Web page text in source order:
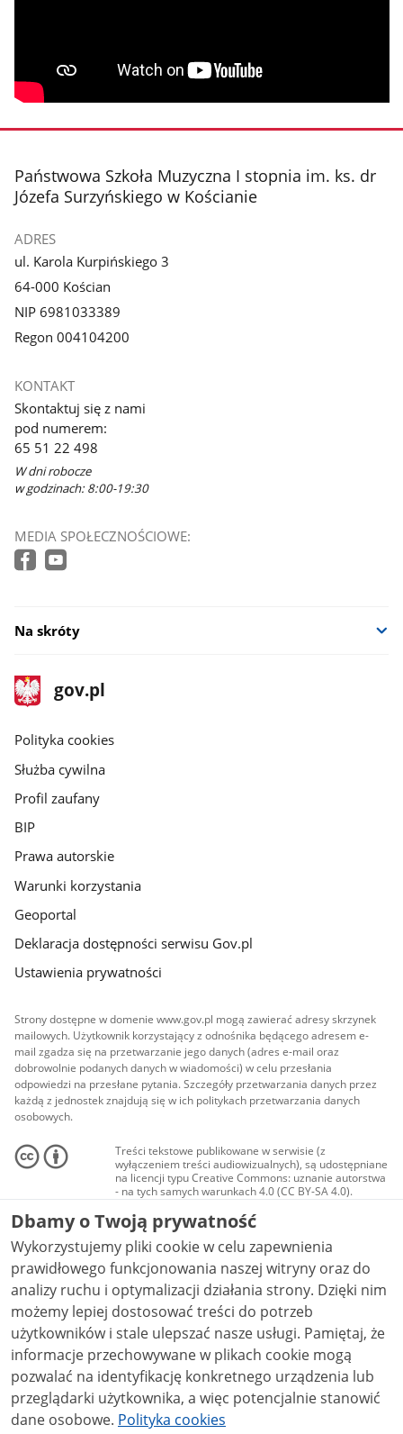
stopka
Państwowa Szkoła Muzyczna I stopnia im. ks. dr
Józefa Surzyńskiego w Kościanie
ADRES
ul. Karola Kurpińskiego 3
64-000 Kościan
NIP 6981033389
Regon 004104200
KONTAKT
Skontaktuj się z nami
pod numerem:
65 51 22 498
W dni robocze
w godzinach: 8:00-19:30
MEDIA SPOŁECZNOŚCIOWE:
Na skróty
stopka
gov.pl
Strona
gov.pl
gov.pl
Polityka cookies
Służba cywilna
Profil zaufany
BIP
Prawa autorskie
Warunki korzystania
Geoportal
Deklaracja dostępności serwisu Gov.pl
Ustawienia prywatności
Strony dostępne w domenie www.gov.pl mogą zawierać adresy skrzynek
mailowych. Użytkownik korzystający z odnośnika będącego adresem e-
mail zgadza się na przetwarzanie jego danych (adres e-mail oraz
dobrowolnie podanych danych w wiadomości) w celu przesłania
odpowiedzi na przesłane pytania. Szczegóły przetwarzania danych przez
każdą z jednostek znajdują się w ich politykach przetwarzania danych
osobowych.
Treści tekstowe publikowane w serwisie (z
wyłączeniem treści audiowizualnych), są udostępniane
na licencji typu Creative Commons: uznanie autorstwa
- na tych samych warunkach 4.0 (CC BY-SA 4.0).
Materiały audiowizualne, w tym zdjęcia, materiały
audio i wideo, są udostępniane na licencji typu
Creative Commons: uznanie autorstwa użycie
niekomercyjne - bez utworów zależnych 4.0 (CC BY-
NC-ND 4.0), o ile nie jest to stwierdzone inaczej.
Dbamy o Twoją prywatność
Wykorzystujemy pliki cookie w celu zapewnienia
prawidłowego funkcjonowania naszej witryny oraz do
analizy ruchu i optymalizacji działania strony. Dzięki nim
możemy lepiej dostosować treści do potrzeb
użytkowników i stale ulepszać nasze usługi. Pamiętaj, że
informacje przechowywane w plikach cookie mogą
pozwalać na identyfikację konkretnego urządzenia lub
przeglądarki użytkownika, a więc potencjalnie stanowić
dane osobowe. Polityka cookies